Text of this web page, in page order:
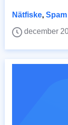
Nätfiske, Spam
december